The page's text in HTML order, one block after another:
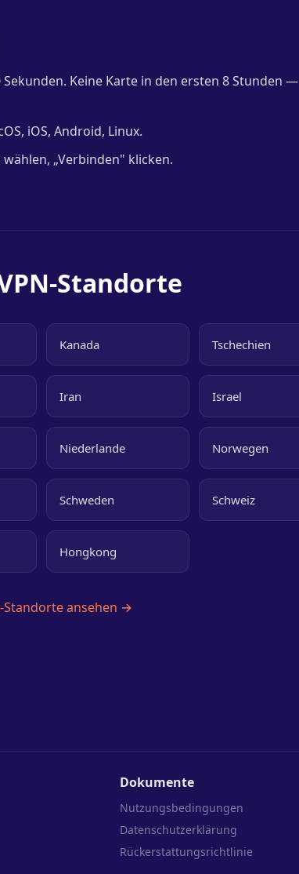
Keine Karte in den ersten 8 Stunden —
iOS, Android, Linux.
„Verbinden" klicken.
Standorte
Kanada Tschechien
Iran Israel
Niederlande Norwegen
Schweden Schweiz
Hongkong
Standorte ansehen →
Dokumente
Nutzungsbedingungen
Datenschutzerklärung
Rückerstattungsrichtlinie